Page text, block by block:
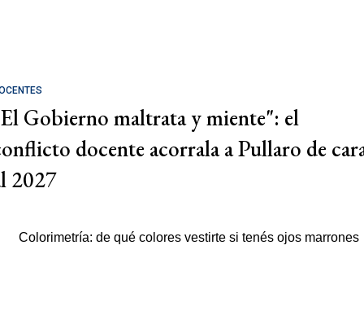
Gobierno maltrata y miente": el
docente acorrala a Pullaro de
2027